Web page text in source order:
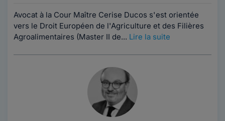
Avocat à la Cour Maître Cerise Ducos s'est orientée
vers le Droit Européen de l'Agriculture et des Filières
Agroalimentaires (Master II de... Lire la suite